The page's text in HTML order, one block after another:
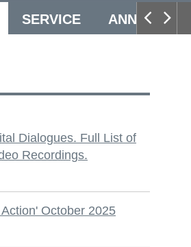
SERVICE ANNUAL
Dialogues. Full List of
Recordings.
October 2025